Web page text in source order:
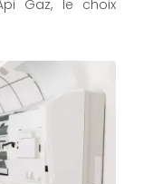
Gaz, le choix